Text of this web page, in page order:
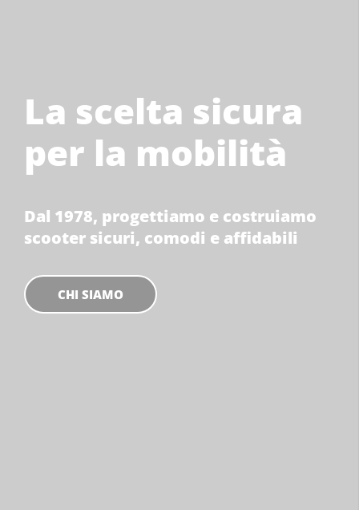
La scelta sicura
per la mobilità
Dal 1978, progettiamo e costruiamo
scooter sicuri, comodi e affidabili
CHI SIAMO